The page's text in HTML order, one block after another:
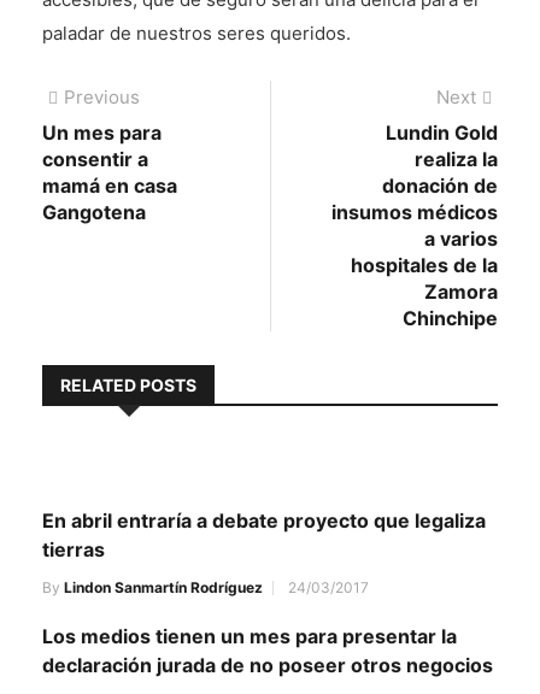
paladar de nuestros seres queridos.
Navegación
de
entradas
Previous
post:
Un mes para
consentir a
mamá en casa
Gangotena
Next
post:
Lundin Gold
realiza la
donación de
insumos médicos
a varios
hospitales de la
Zamora
Chinchipe
RELATED POSTS
En abril entraría a debate proyecto que legaliza
tierras
By Lindon Sanmartín Rodríguez 24/03/2017
Los medios tienen un mes para presentar la
declaración jurada de no poseer otros negocios